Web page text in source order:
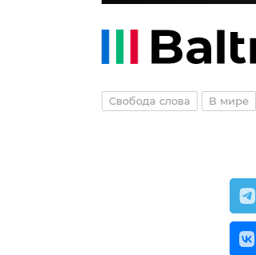
Свобода слова В мире